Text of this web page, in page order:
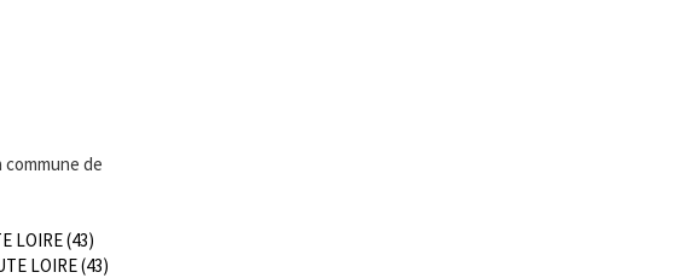
commune de
LOIRE (43)
LOIRE (43)